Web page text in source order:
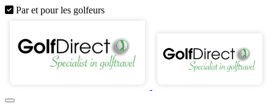
Par et pour les golfeurs